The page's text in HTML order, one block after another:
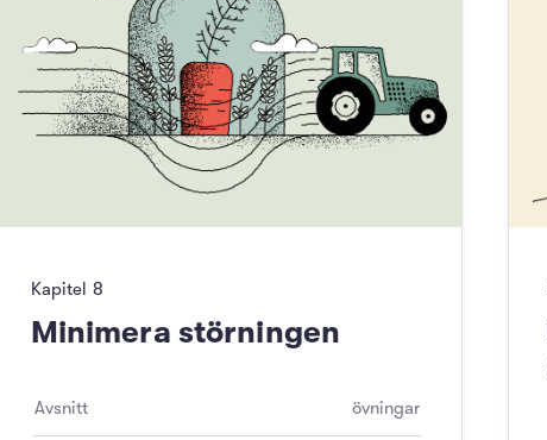
Kapitel 8
Minimera störningen
Avsnitt övningar